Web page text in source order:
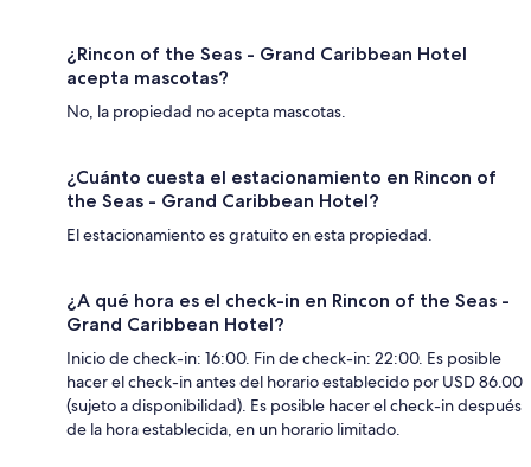
¿Rincon of the Seas - Grand Caribbean Hotel
acepta mascotas?
No, la propiedad no acepta mascotas.
¿Cuánto cuesta el estacionamiento en Rincon of
the Seas - Grand Caribbean Hotel?
El estacionamiento es gratuito en esta propiedad.
¿A qué hora es el check-in en Rincon of the Seas -
Grand Caribbean Hotel?
Inicio de check-in: 16:00. Fin de check-in: 22:00. Es posible
hacer el check-in antes del horario establecido por USD 86.00
(sujeto a disponibilidad). Es posible hacer el check-in después
de la hora establecida, en un horario limitado.